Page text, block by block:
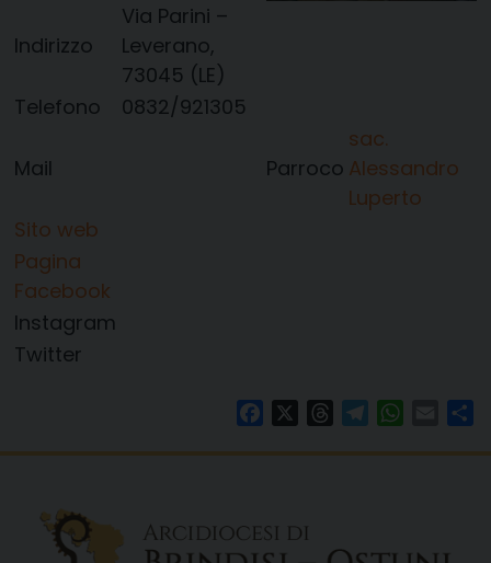
Indirizzo
Via Parini –
Leverano,
73045 (LE)
Telefono
0832/921305
Mail Parroco
sac.
Alessandro
Luperto
Sito web
Pagina
Facebook
Instagram
Twitter
FacebookThreadsTelegram Email